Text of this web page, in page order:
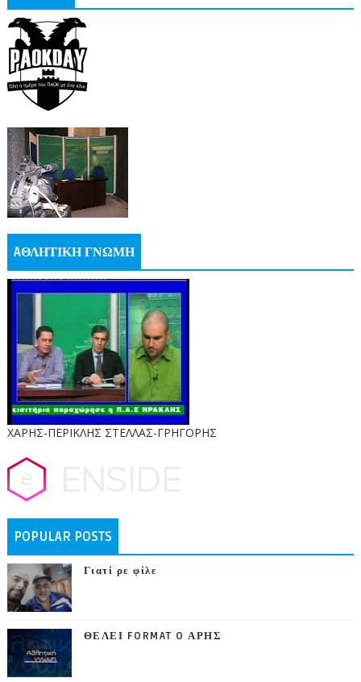
AΘΛΗΤΙΚΗ ΓΝΩΜΗ
ΧΑΡΗΣ-ΠΕΡΙΚΛΗΣ ΣΤΕΛΛΑΣ-ΓΡΗΓΟΡΗΣ
POPULAR POSTS
Γιατί ρε φίλε
ΘΕΛΕΙ FORMAT O ΑΡΗΣ